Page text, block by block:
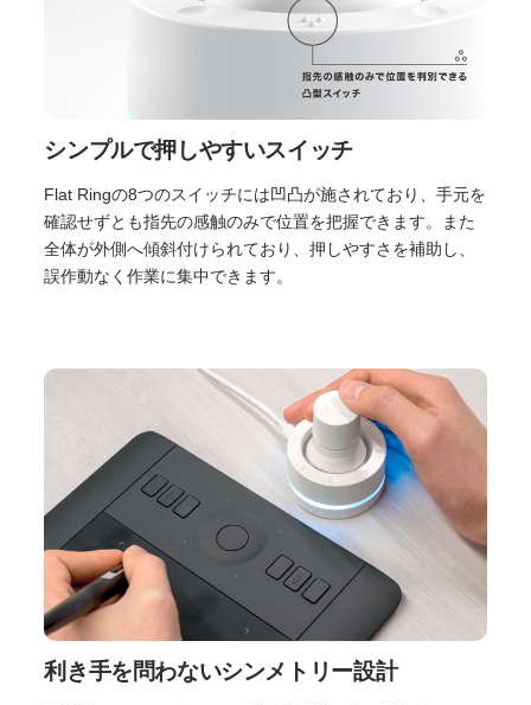
シンプルで押しやすいスイッチ
Flat Ringの8つのスイッチには凹凸が施されており、手元を
確認せずとも指先の感触のみで位置を把握できます。また
全体が外側へ傾斜付けられており、押しやすさを補助し、
誤作動なく作業に集中できます。
利き手を問わないシンメトリー設計